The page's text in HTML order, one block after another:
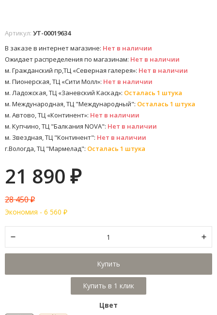
Артикул: УТ-00019634
В заказе в интернет магазине: Нет в наличии
Ожидает распределения по магазинам: Нет в наличии
м. Гражданский пр,ТЦ «Северная галерея»: Нет в наличии
м. Пионерская, ТЦ «Сити Молл»: Нет в наличии
м. Ладожская, ТЦ «Заневский Каскад»: Осталась 1 штука
м. Международная, ТЦ "Международный": Осталась 1 штука
м. Автово, ТЦ «Континент»: Нет в наличии
м. Купчино, ТЦ "Балкания NOVA": Нет в наличии
м. Звездная, ТЦ "Континент": Нет в наличии
г.Вологда, ТЦ "Мармелад": Осталась 1 штука
21 890 ₽
28 450₽
Экономия - 6 560 ₽
Купить
Цвет